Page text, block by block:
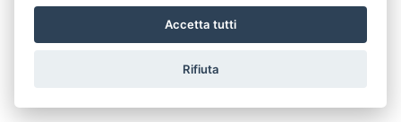
Accetta tutti
Rifiuta